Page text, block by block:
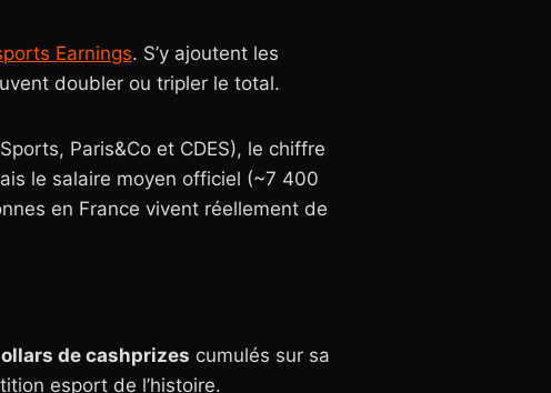
Earnings. S’y ajoutent les
doubler ou tripler le total.
Paris&Co et CDES), le chiffre
le salaire moyen officiel (~7 400
en France vivent réellement de
de cashprizes cumulés sur sa
esport de l’histoire.